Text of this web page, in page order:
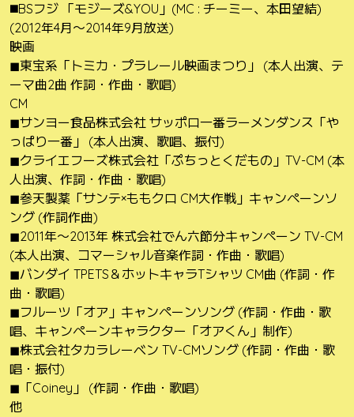
◼️BSフジ 「モジーズ&YOU」(MC : チーミー、本田望結)
(2012年4月〜2014年9月放送)
映画
◼東宝系「トミカ・プラレール映画まつり」 (本人出演、テ
ーマ曲2曲 作詞・作曲・歌唱)
CM
◼サンヨー食品株式会社 サッポロ一番ラーメンダンス「や
っぱり一番」 (本人出演、歌唱、振付)
◼クライエフーズ株式会社「ぷちっとくだもの」TV-CM (本
人出演、作詞・作曲・歌唱)
◼参天製薬「サンテ×ももクロ CM大作戦」キャンペーンソ
ング (作詞作曲)
◼2011年〜2013年 株式会社でん六節分キャンペーン TV-CM
(本人出演、コマーシャル音楽作詞・作曲・歌唱)
◼バンダイ TPETS＆ホットキャラTシャツ CM曲 (作詞・作
曲・歌唱)
◼フルーツ「オア」キャンペーンソング (作詞・作曲・歌
唱、キャンペーンキャラクター「オアくん」制作)
◼株式会社タカラレーベン TV-CMソング (作詞・作曲・歌
唱・振付)
◼「Coiney」 (作詞・作曲・歌唱)
他